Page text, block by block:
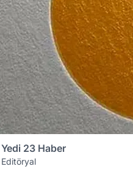
Yedi 23 Haber
Editöryal